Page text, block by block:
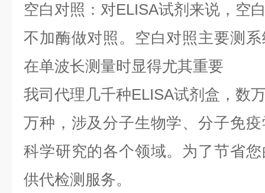
空白对照：对ELISA试剂来说，空
不加酶做对照。空白对照主要测
在单波长测量时显得尤其重要
我司代理几千种ELISA试剂盒，数
万种，涉及分子生物学、分子免
科学研究的各个领域。为了节省
供代检测服务。